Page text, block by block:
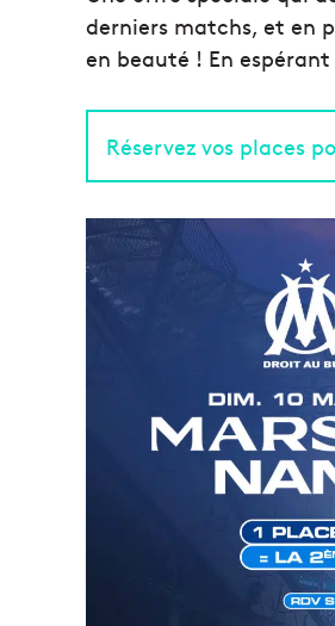
derniers matchs, et en
en beauté ! En
Réservez vos places